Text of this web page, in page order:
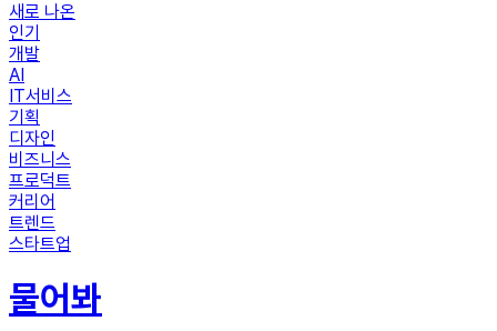
새로 나온
인기
개발
AI
IT서비스
기획
디자인
비즈니스
프로덕트
커리어
트렌드
스타트업
물어봐